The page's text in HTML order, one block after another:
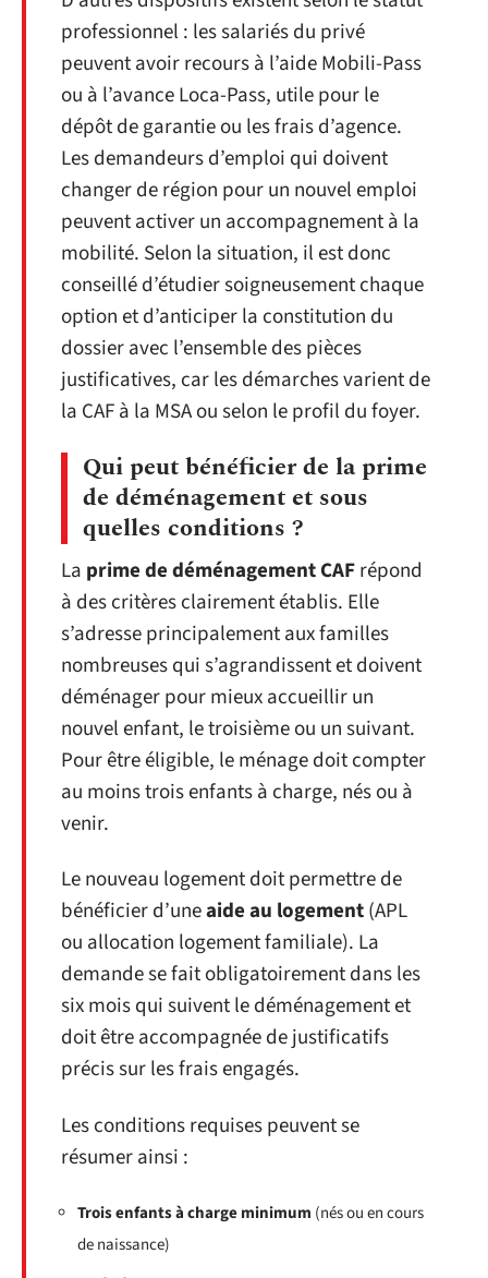
professionnel : les salariés du privé
peuvent avoir recours à l’aide Mobili-Pass
ou à l’avance Loca-Pass, utile pour le
dépôt de garantie ou les frais d’agence.
Les demandeurs d’emploi qui doivent
changer de région pour un nouvel emploi
peuvent activer un accompagnement à la
mobilité. Selon la situation, il est donc
conseillé d’étudier soigneusement chaque
option et d’anticiper la constitution du
dossier avec l’ensemble des pièces
justificatives, car les démarches varient de
la CAF à la MSA ou selon le profil du foyer.
Qui peut bénéficier de la prime
de déménagement et sous
quelles conditions ?
La prime de déménagement CAFrépond
à des critères clairement établis. Elle
s’adresse principalement aux familles
nombreuses qui s’agrandissent et doivent
déménager pour mieux accueillir un
nouvel enfant, le troisième ou un suivant.
Pour être éligible, le ménage doit compter
au moins trois enfants à charge, nés ou à
venir.
Le nouveau logement doit permettre de
bénéficier d’uneaide au logement(APL
ou allocation logement familiale). La
demande se fait obligatoirement dans les
six mois qui suivent le déménagement et
doit être accompagnée de justificatifs
précis sur les frais engagés.
Les conditions requises peuvent se
résumer ainsi :
Trois enfants à charge minimum (nés ou en cours
de naissance)